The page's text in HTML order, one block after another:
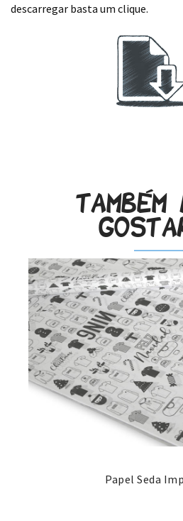
descarregar basta um clique.
Papel Seda